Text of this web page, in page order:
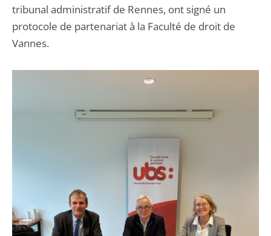
tribunal administratif de Rennes, ont signé un
protocole de partenariat à la Faculté de droit de
Vannes.